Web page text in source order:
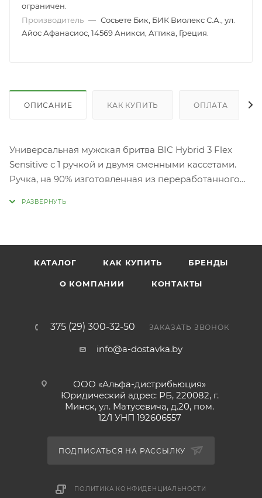
ограничен.
Производитель — Сосьете Бик, БИК Виолекс С.А., ул.
Айос Афанасиос, 14569 Аникси, Аттика, Греция.
ОПИСАНИЕ КАК КУПИТЬ ОПЛАТА
Универсальная мужская бритва BIC Hybrid 3 Flex
Sensitive с 1 ручкой и двумя сменными кассетами.
Ручка, на 90% изготовленная из переработанного
КАТАЛОГ КАК КУПИТЬ БРЕНДЫ
О КОМПАНИИ КОНТАКТЫ
375 (29) 300-32-50 ЗАКАЗАТЬ ЗВОНОК
info@a-dostavka.by
ООО «Альфа-дистрибьюция»
Юридический адрес: РБ, 220082, г.
Минск, ул. Матусевича, д.20, пом.
12/1 УНП 192606557
ПОДПИСАТЬСЯ НА РАССЫЛКУ
ПОЛИТИКА КОНФИДЕНЦИАЛЬНОСТИ